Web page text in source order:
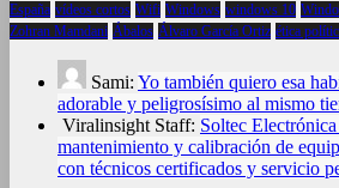
España vídeos cortos Wifi Windows windows 10
Zohran Mamdani Ábalos Álvaro García Ortiz ética
Sami: Yo también quiero esa
adorable y peligrosísimo al mismo
Viralinsight Staff: Soltec
mantenimiento y calibración de
con técnicos certificados y servicio